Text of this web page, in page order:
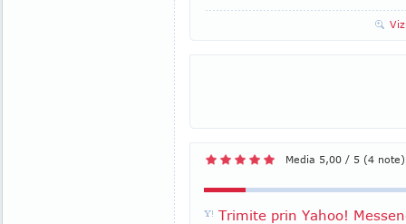
Media 5,00 / 5 (4 note)
Trimite prin Yahoo!